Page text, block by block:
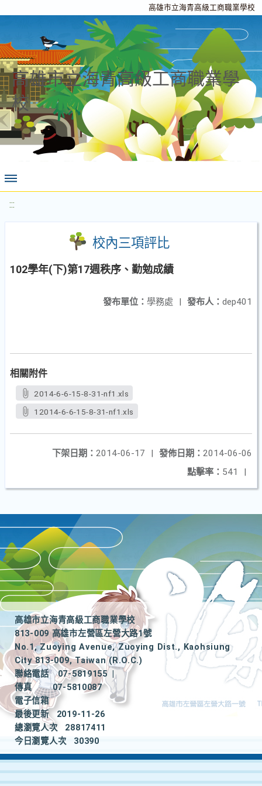
高雄市立海青高級工商職業學校
高雄市立海青高級工商職業學
校
:::
校內三項評比
102學年(下)第17週秩序、勤勉成績
發布人： dep401
發布單位： 學務處 |
相關附件
2014-6-6-15-8-31-nf1.xls
12014-6-6-15-8-31-nf1.xls
發佈日期： 2014-06-06
下架日期： 2014-06-17
|
點擊率： 541 |
高雄市立海青高級工商職業學校
813-009 高雄市左營區左營大路1號
No.1, Zuoying Avenue, Zuoying Dist., Kaohsiung
City 813-009, Taiwan (R.O.C.)
聯絡電話
07-5819155
|
傳真
07-5810087
電子信箱
最後更新
2019-11-26
總瀏覽人次
28817411
今日瀏覽人次
30390